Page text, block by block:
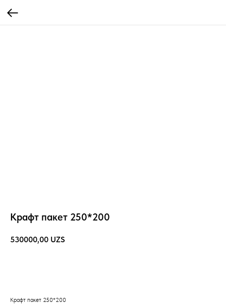
Крафт пакет 250*200
530000,00 UZS
Крафт пакет 250*200